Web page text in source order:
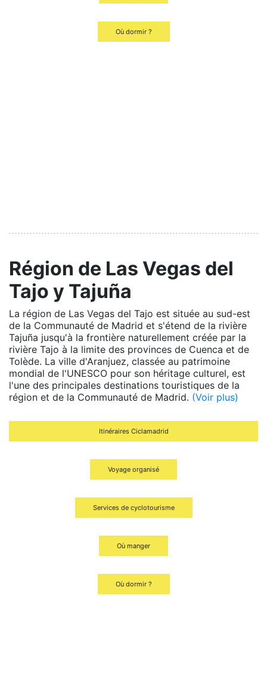
Où dormir ?
Région de Las Vegas del
Tajo y Tajuña
La région de Las Vegas del Tajo est située au sud-est
de la Communauté de Madrid et s'étend de la rivière
Tajuña jusqu'à la frontière naturellement créée par la
rivière Tajo à la limite des provinces de Cuenca et de
Tolède. La ville d'Aranjuez, classée au patrimoine
mondial de l'UNESCO pour son héritage culturel, est
l'une des principales destinations touristiques de la
région et de la Communauté de Madrid. (Voir plus)
Itinéraires Ciclamadrid
Voyage organisé
Services de cyclotourisme
Où manger
Où dormir ?